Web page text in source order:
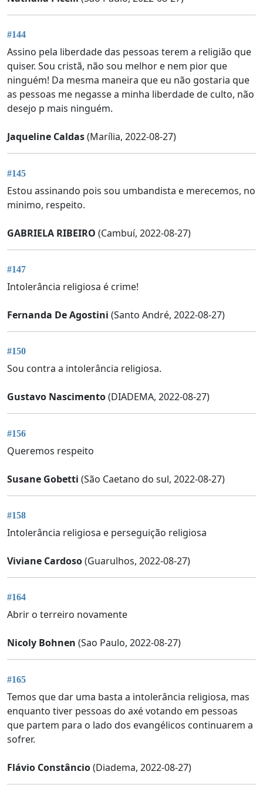
#144
Assino pela liberdade das pessoas terem a religião que
quiser. Sou cristã, não sou melhor e nem pior que
ninguém! Da mesma maneira que eu não gostaria que
as pessoas me negasse a minha liberdade de culto, não
desejo p mais ninguém.
Jaqueline Caldas(Marília, 2022-08-27)
#145
Estou assinando pois sou umbandista e merecemos, no
minimo, respeito.
GABRIELA RIBEIRO (Cambuí, 2022-08-27)
#147
Intolerância religiosa é crime!
Fernanda De Agostini (Santo André, 2022-08-27)
#150
Sou contra a intolerância religiosa.
Gustavo Nascimento(DIADEMA, 2022-08-27)
#156
Queremos respeito
Susane Gobetti (São Caetano do sul, 2022-08-27)
#158
Intolerância religiosa e perseguição religiosa
Viviane Cardoso(Guarulhos, 2022-08-27)
#164
Abrir o terreiro novamente
Nicoly Bohnen (Sao Paulo, 2022-08-27)
#165
Temos que dar uma basta a intolerância religiosa, mas
enquanto tiver pessoas do axé votando em pessoas
que partem para o lado dos evangélicos continuarem a
sofrer.
Flávio Constâncio(Diadema, 2022-08-27)